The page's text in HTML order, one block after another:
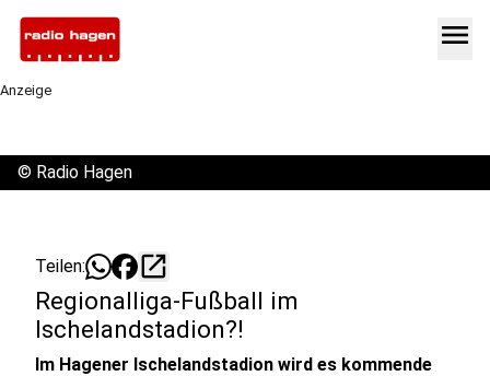
menu
Anzeige
© Radio Hagen
Teilen: open_in_new
Regionalliga-Fußball im
Ischelandstadion?!
Im Hagener Ischelandstadion wird es kommende